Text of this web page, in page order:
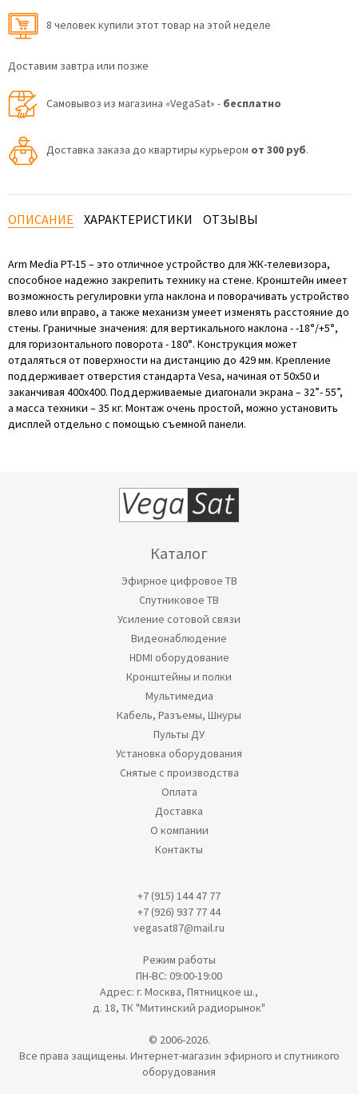
8 человек купили этот товар на этой неделе
Доставим завтра или позже
Самовывоз из магазина «VegaSat» - бесплатно
Доставка заказа до квартиры курьером от 300 руб.
ОПИСАНИЕ ХАРАКТЕРИСТИКИ ОТЗЫВЫ
Arm Media PT-15 – это отличное устройство для ЖК-телевизора,
способное надежно закрепить технику на стене. Кронштейн имеет
возможность регулировки угла наклона и поворачивать устройство
влево или вправо, а также механизм умеет изменять расстояние до
стены. Граничные значения: для вертикального наклона - -18°/+5°,
для горизонтального поворота - 180°. Конструкция может
отдаляться от поверхности на дистанцию до 429 мм. Крепление
поддерживает отверстия стандарта Vesa, начиная от 50х50 и
заканчивая 400х400. Поддерживаемые диагонали экрана – 32”- 55”,
а масса техники – 35 кг. Монтаж очень простой, можно установить
дисплей отдельно с помощью съемной панели.
Каталог
Эфирное цифровое ТВ
Спутниковое ТВ
Усиление сотовой связи
Видеонаблюдение
HDMI оборудование
Кронштейны и полки
Мультимедиа
Кабель, Разъемы, Шнуры
Пульты ДУ
Установка оборудования
Снятые с производства
Оплата
Доставка
О компании
Контакты
+7 (915) 144 47 77
+7 (926) 937 77 44
vegasat87@mail.ru
Режим работы
ПН-ВС: 09:00-19:00
Адрес: г. Москва, Пятницкое ш.,
д. 18, ТК "Митинский радиорынок"
© 2006-2026.
Все права защищены. Интернет-магазин эфирного и спутникого
оборудования